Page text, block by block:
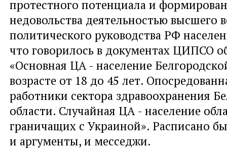
протестного потенциала и
недовольства деятельностью высшего
политического руководства РФ
что говорилось в документах ЦИПСО
«Основная ЦА - население
возрасте от 18 до 45 лет.
работники сектора здравоохранения
области. Случайная ЦА - население
граничащих с Украиной». Расписано
и аргументы, и месседжи.